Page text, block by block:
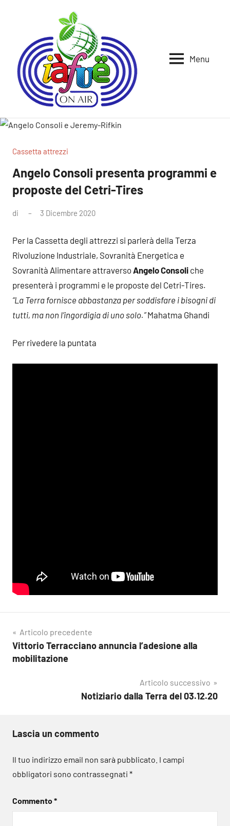
Iafue
Menu
Cassetta attrezzi
Angelo Consoli presenta programmi e
proposte del Cetri-Tires
di 3 Dicembre 2020
Per la Cassetta degli attrezzi si parlerà della Terza
Rivoluzione Industriale, Sovranità Energetica e
Sovranità Alimentare attraverso Angelo Consoli che
presenterà i programmi e le proposte del Cetri-Tires.
“La Terra fornisce abbastanza per soddisfare i bisogni di
tutti, ma non l’ingordigia di uno solo.”Mahatma Ghandi
Per rivedere la puntata
Navigazione
articoli
Articolo precedente
Vittorio Terracciano annuncia l’adesione alla
mobilitazione
Articolo successivo
Notiziario dalla Terra del 03.12.20
Lascia un commento
Il tuo indirizzo email non sarà pubblicato. I campi
obbligatori sono contrassegnati *
Commento*